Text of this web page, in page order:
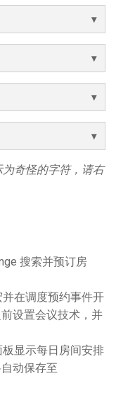
奇怪的字符，请右
搜索并预订房
在调度预约事件开
设置会议技术，并
显示每日房间安排
动保存至